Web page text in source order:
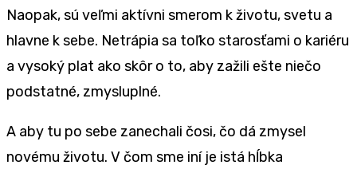
Naopak, sú veľmi aktívni smerom k životu, svetu a
hlavne k sebe. Netrápia sa toľko starosťami o kariéru
a vysoký plat ako skôr o to, aby zažili ešte niečo
podstatné, zmysluplné.
A aby tu po sebe zanechali čosi, čo dá zmysel
novému životu. V čom sme iní je istá hĺbka